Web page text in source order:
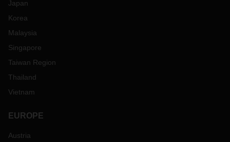
Japan
Korea
Malaysia
Singapore
Taiwan Region
Thailand
Vietnam
EUROPE
Austria